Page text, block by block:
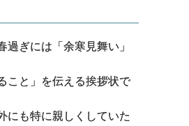
ぎには「余寒見舞い」
こと」を伝える挨拶状で
にも特に親しくしていた